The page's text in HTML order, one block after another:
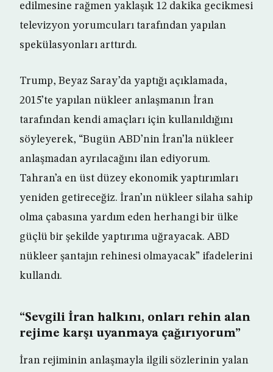
edilmesine rağmen yaklaşık 12 dakika gecikmesi
televizyon yorumcuları tarafından yapılan
spekülasyonları arttırdı.
Trump, Beyaz Saray’da yaptığı açıklamada,
2015’te yapılan nükleer anlaşmanın İran
tarafından kendi amaçları için kullanıldığını
söyleyerek, “Bugün ABD’nin İran’la nükleer
anlaşmadan ayrılacağını ilan ediyorum.
Tahran’a en üst düzey ekonomik yaptırımları
yeniden getireceğiz. İran’ın nükleer silaha sahip
olma çabasına yardım eden herhangi bir ülke
güçlü bir şekilde yaptırıma uğrayacak. ABD
nükleer şantajın rehinesi olmayacak” ifadelerini
kullandı.
“Sevgili İran halkını, onları rehin alan
rejime karşı uyanmaya çağırıyorum”
İran rejiminin anlaşmayla ilgili sözlerinin yalan